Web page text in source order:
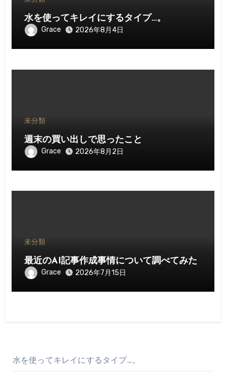
水を使ってキレイにするタイプ…。
Grace 2026年8月4日
未分類
週末の買い出しで思ったこと
Grace 2026年8月2日
未分類
最近のAI記事作成事情について調べてみた
Grace 2026年7月15日
水を使ってキレイにするタイプ…。